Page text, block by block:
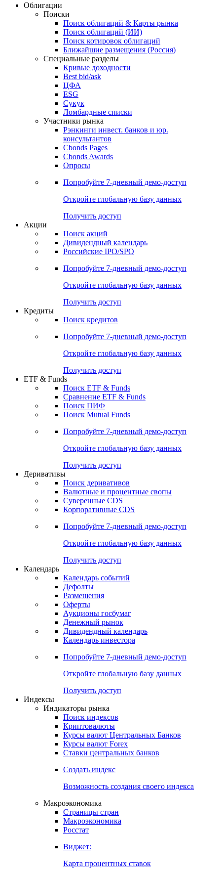
Облигации
Поиски
Поиск облигаций & Карты рынка
Поиск облигаций (ИИ)
Поиск котировок облигаций
Ближайшие размещения (Россия)
Специальные разделы
Кривые доходности
Best bid/ask
ЦФА
ESG
Сукук
Ломбардные списки
Участники рынка
Рэнкинги инвест. банков и юр.
консультантов
Cbonds Pages
Cbonds Awards
Опросы
Попробуйте 7-дневный демо-доступ
Откройте глобальную базу данных
Получить доступ
Акции
Поиск акций
Дивидендный календарь
Российские IPO/SPO
Попробуйте 7-дневный демо-доступ
Откройте глобальную базу данных
Получить доступ
Кредиты
Поиск кредитов
Попробуйте 7-дневный демо-доступ
Откройте глобальную базу данных
Получить доступ
ETF & Funds
Поиск ETF & Funds
Сравнение ETF & Funds
Поиск ПИФ
Поиск Mutual Funds
Попробуйте 7-дневный демо-доступ
Откройте глобальную базу данных
Получить доступ
Деривативы
Поиск деривативов
Валютные и процентные свопы
Суверенные CDS
Корпоративные CDS
Попробуйте 7-дневный демо-доступ
Откройте глобальную базу данных
Получить доступ
Календарь
Календарь событий
Дефолты
Размещения
Оферты
Аукционы госбумаг
Денежный рынок
Дивидендный календарь
Календарь инвестора
Попробуйте 7-дневный демо-доступ
Откройте глобальную базу данных
Получить доступ
Индексы
Индикаторы рынка
Поиск индексов
Криптовалюты
Курсы валют Центральных Банков
Курсы валют Forex
Ставки центральных банков
Создать индекс
Возможность создания своего индекса
Макроэкономика
Страницы стран
Макроэкономика
Росстат
Виджет:
Карта процентных ставок